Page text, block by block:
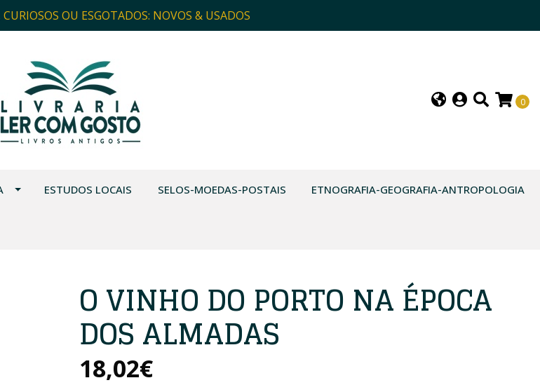
OU ESGOTADOS: NOVOS & USADOS
0
ESTUDOS LOCAIS SELOS-MOEDAS-POSTAIS ETNOGRAFIA-GEOGRAFIA-ANTROPOLOGIA
O VINHO DO PORTO NA ÉPOCA
DOS ALMADAS
18,02€